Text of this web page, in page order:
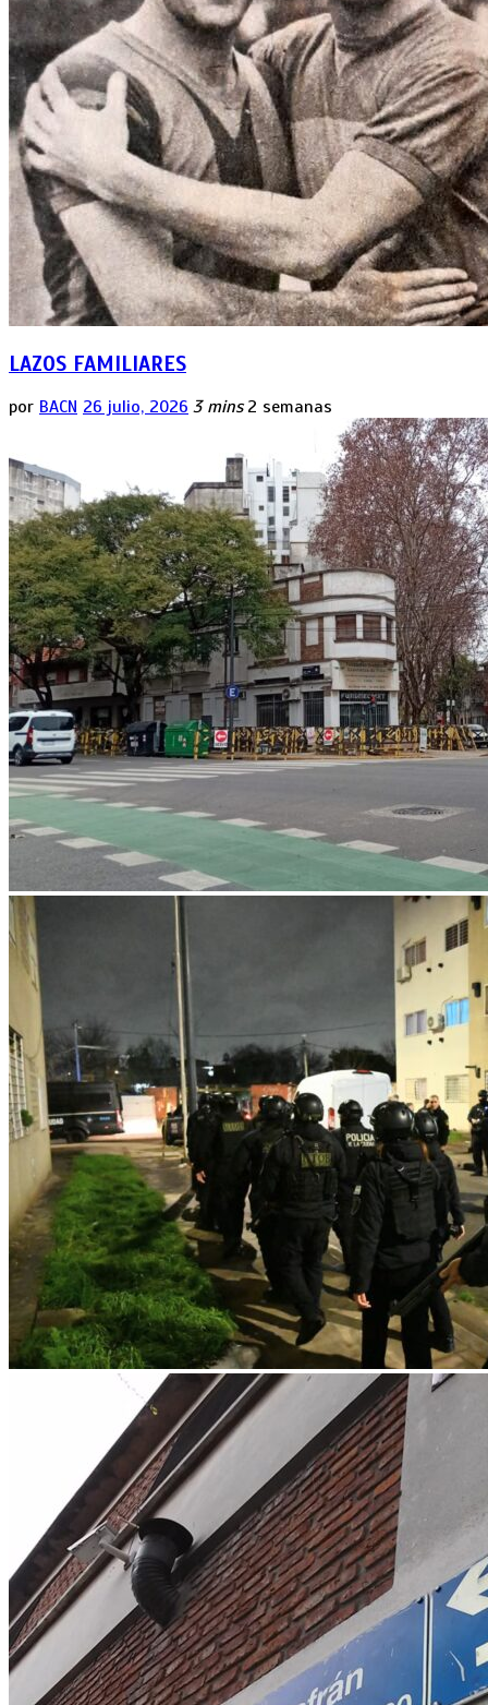
LAZOS FAMILIARES
por BACN 26 julio, 2026 3 mins 2 semanas